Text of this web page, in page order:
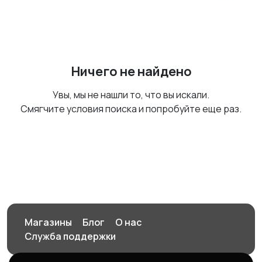
Ничего не найдено
Увы, мы не нашли то, что вы искали.
Смягчите условия поиска и попробуйте еще раз.
Магазины Блог
О нас
Служба поддержки